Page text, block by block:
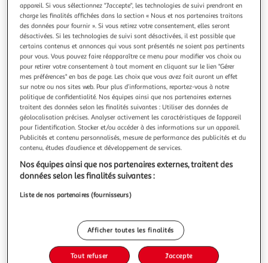
Illustration
précédente
Illustration
suivante
LOVE STORY
Peluche pour chien girafe 37cm marron
Informations Techniques : Dimensions : L. 37 cm Matière :
Polyester Spécificités : Pratique & Efficace Peluche pour
Chien Sonore Avec Corde Forme de Girafe Couleur : Marron
En savoir +
Vous voulez connaître le prix de ce produit ?
Afficher le prix
Caractéristiques
appareil. Si vous sélectionnez "J'accepte", les technologies de suivi prendront en
charge les finalités affichées dans la section « Nous et nos partenaires traitons
des données pour fournir ». Si vous retirez votre consentement, elles seront
désactivées. Si les technologies de suivi sont désactivées, il est possible que
certains contenus et annonces qui vous sont présentés ne soient pas pertinents
pour vous. Vous pouvez faire réapparaître ce menu pour modifier vos choix ou
pour retirer votre consentement à tout moment en cliquant sur le lien "Gérer
mes préférences" en bas de page. Les choix que vous avez fait auront un effet
sur notre ou nos sites web. Pour plus d’informations, reportez-vous à notre
politique de confidentialité. Nos équipes ainsi que nos partenaires externes
traitent des données selon les finalités suivantes : Utiliser des données de
géolocalisation précises. Analyser activement les caractéristiques de l’appareil
pour l’identification. Stocker et/ou accéder à des informations sur un appareil.
Publicités et contenu personnalisés, mesure de performance des publicités et du
contenu, études d’audience et développement de services.
Nos équipes ainsi que nos partenaires externes, traitent des
données selon les finalités suivantes :
Liste de nos partenaires (fournisseurs)
Afficher toutes les finalités
Tout refuser J'accepte